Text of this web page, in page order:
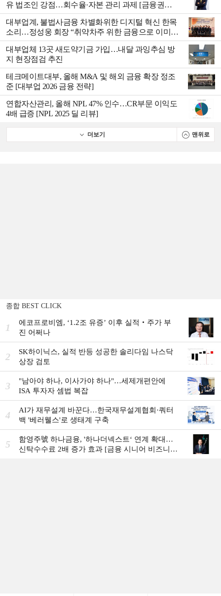
유 법조인 강점…회수율·자본 관리 과제 [금융권
CEO 인사]
대부업계, 불법사금융 차별화위한 디지털 혁신 한목
소리…정성웅 회장 “취약차주 위한 금융으로 이미지
제고” [2026 대부금융 신년인사회]
대부업체 13곳 새도약기금 가입…내달 과잉추심 방
지 현장점검 추진
테크메이트대부, 올해 M&A 및 해외 금융 확장 정조
준 [대부업 2026 금융 전략]
연합자산관리, 올해 NPL 47% 인수…CR부문 이익도
4배 급증 [NPL 2025 딜 리뷰]
더보기 맨위로
종합 BEST CLICK
1
에코프로비엠, ‘1.2조 유증’ 이후 실적‧주가 부
진 어쩌나
2
SK하이닉스, 실적 반등 성공한 솔리다임 나스닥
상장 검토
3
"남아야 하나, 이사가야 하나"…세제개편안에
ISA 투자자 셈법 복잡
4
AI가 재무설계 바꾼다…한국재무설계협회·쿼터
백 '베러웰스'로 생태계 구축
5
함영주號 하나금융, '하나더넥스트‘ 연계 확대…
신탁수수료 2배 증가 효과 [금융 시니어 비즈니스